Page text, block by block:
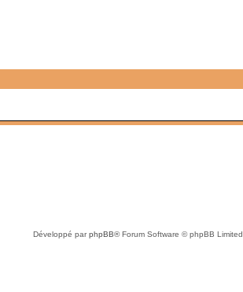
Développé parphpBB® Forum Software © phpBB Limited